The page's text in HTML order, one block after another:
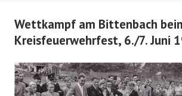
Wettkampf am Bittenbach
Kreisfeuerwehrfest, 6./7. Juni